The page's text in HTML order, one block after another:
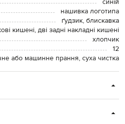
синій
нашивка логотипа
ґудзик, блискавка
кишені, дві задні накладні кишені
хлопчик
12
або машинне прання, суха чистка